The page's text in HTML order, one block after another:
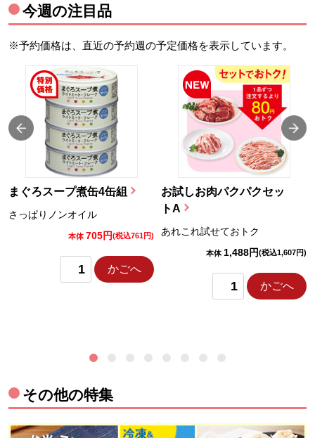
今週の注目品
※予約価格は、直近の予約週の予定価格を表示しています。
まぐろスープ煮缶4缶組
さっぱりノンオイル
本体 705円(税込761円)
かごへ
お試しお肉パクパクセッ
トA
あれこれ試せておトク
本体 1,488円(税込1,607円)
かごへ
その他の特集